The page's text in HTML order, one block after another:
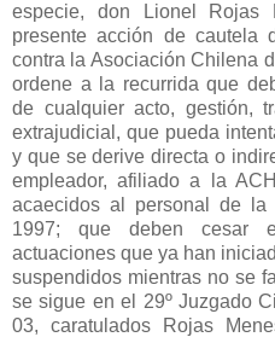
especie, don Lionel Rojas
presente acción de cautela
contra la Asociación Chilena
ordene a la recurrida que
de cualquier acto, gestión,
extrajudicial, que pueda
y que se derive directa o
empleador, afiliado a la
acaecidos al personal de
1997; que deben cesar
actuaciones que ya han
suspendidos mientras no se
se sigue en el 29º Juzgado
03, caratulados Rojas